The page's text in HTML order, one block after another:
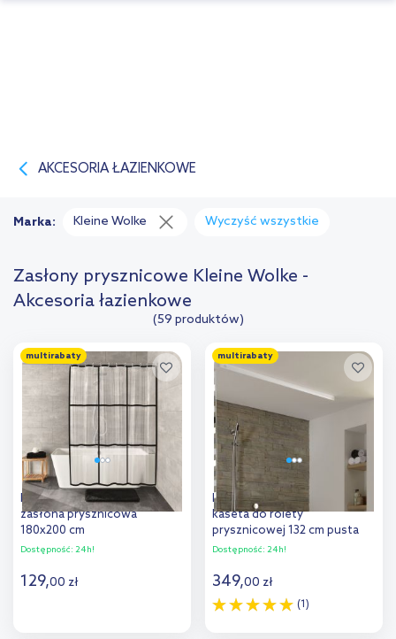
AKCESORIA ŁAZIENKOWE
Zasłony prysznicowe Kleine Wolke -
Akcesoria łazienkowe
(59 produktów)
Marka: Kleine Wolke Wyczyść wszystkie
multirabaty
Kleine Wolke Brooklyn
zasłona prysznicowa
180x200 cm
przezroczysty/czarny
Dostępność: 24h!
129,00 zł
multirabaty
Kleine Wolke Duschrollo
kaseta do rolety
prysznicowej 132 cm pusta
biała 3320100746
Dostępność: 24h!
349,00 zł
(1)